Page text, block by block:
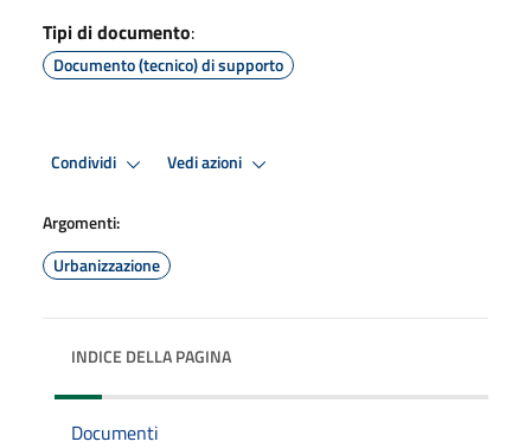
Tipi di documento:
Documento (tecnico) di supporto
Condividi Vedi azioni
Argomenti:
Urbanizzazione
INDICE DELLA PAGINA
Documenti